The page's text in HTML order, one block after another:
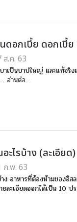
ดอกเบี้ย ดอกเบี้
ส.ค. 63
าเป็นบาปใหญ่ และแท้จริ
อ่านต่อ...
ะไรบ้าง (ละเอียด)
ก.พ. 63
ง อาหารที่ต้องห้ามของอิ
ยละเอียดออกได้เป็น 10 ป